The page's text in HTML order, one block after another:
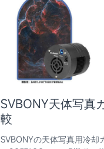
SVBONY天体写真
較
SVBONYの天体写真用冷却